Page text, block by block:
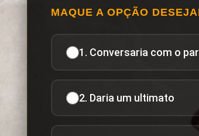
MAQUE A OPÇÃO
1. Conversaria com o
2. Daria um ultimato